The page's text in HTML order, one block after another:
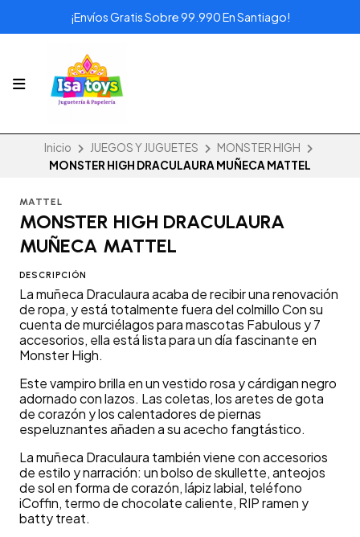
¡Envíos Gratis Sobre 99.990 En Santiago!
Inicio JUEGOS Y JUGUETES
MONSTER HIGH
MONSTER HIGH DRACULAURA MUÑECA MATTEL
MATTEL
MONSTER HIGH DRACULAURA
MUÑECA MATTEL
DESCRIPCIÓN
La muñeca Draculaura acaba de recibir una renovación
de ropa, y está totalmente fuera del colmillo Con su
cuenta de murciélagos para mascotas Fabulous y 7
accesorios, ella está lista para un día fascinante en
Monster High.
Este vampiro brilla en un vestido rosa y cárdigan negro
adornado con lazos. Las coletas, los aretes de gota
de corazón y los calentadores de piernas
espeluznantes añaden a su acecho fangtástico.
La muñeca Draculaura también viene con accesorios
de estilo y narración: un bolso de skullette, anteojos
de sol en forma de corazón, lápiz labial, teléfono
iCoffin, termo de chocolate caliente, RIP ramen y
batty treat.